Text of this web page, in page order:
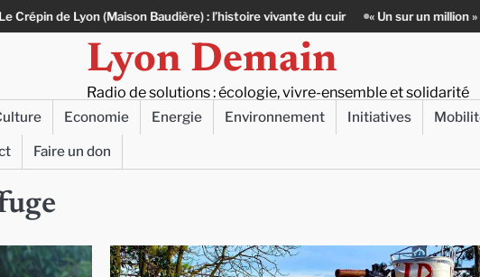
(Maison Baudière) : l’histoire vivante du cuir « Un sur un million » : Rachid
Lyon Demain
Radio de solutions : écologie, vivre-ensemble et solidarité
Economie Energie Environnement Initiatives
Faire un don